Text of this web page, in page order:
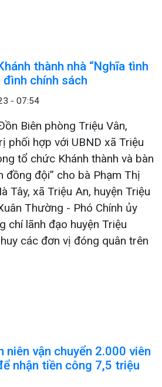
thành nhà “Nghĩa tình
chính sách
- 07:54
Biên phòng Triệu Vân,
phối hợp với UBND xã Triệu
tổ chức Khánh thành và bàn
đồng đội” cho bà Phạm Thị
Tây, xã Triệu An, huyện Triệu
Thường - Phó Chính ủy
chí lãnh đạo huyện Triệu
các đơn vị đóng quân trên
niên vận chuyển 2.000 viên
nhận tiền công 7,5 triệu